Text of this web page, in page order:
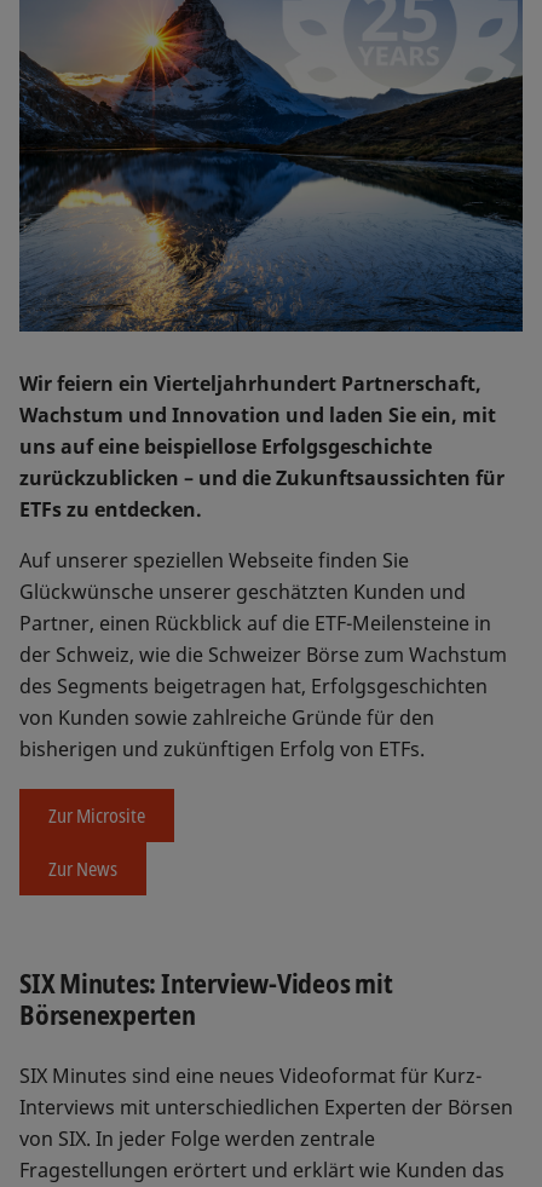
Wir feiern ein Vierteljahrhundert Partnerschaft,
Wachstum und Innovation und laden Sie ein, mit
uns auf eine beispiellose Erfolgsgeschichte
zurückzublicken – und die Zukunftsaussichten für
ETFs zu entdecken.
Auf unserer speziellen Webseite finden Sie
Glückwünsche unserer geschätzten Kunden und
Partner, einen Rückblick auf die ETF-Meilensteine in
der Schweiz, wie die Schweizer Börse zum Wachstum
des Segments beigetragen hat, Erfolgsgeschichten
von Kunden sowie zahlreiche Gründe für den
bisherigen und zukünftigen Erfolg von ETFs.
Zur Microsite
Zur News
SIX Minutes: Interview-Videos mit
Börsenexperten
SIX Minutes sind eine neues Videoformat für Kurz-
Interviews mit unterschiedlichen Experten der Börsen
von SIX. In jeder Folge werden zentrale
Fragestellungen erörtert und erklärt wie Kunden das